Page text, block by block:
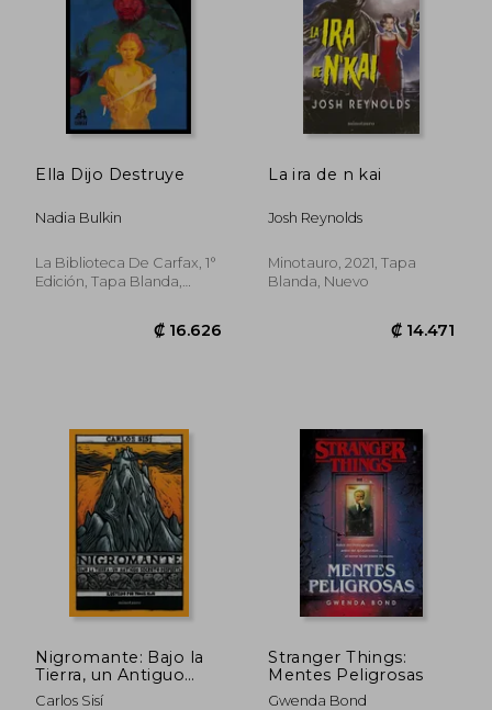
₡ 15.554
Ella Dijo Destruye
Nadia Bulkin
La Biblioteca De Carfax, 1°
Edición, Tapa Blanda,
La ira de n kai
Josh Reynolds
Minotauro, 2021, Tapa
Blanda, Nuevo
Nigromante: Bajo la
Tierra, un Antiguo
Secreto Despierta
Carlos Sisí
Stranger Things:
Mentes Peligrosas
Gwenda Bond